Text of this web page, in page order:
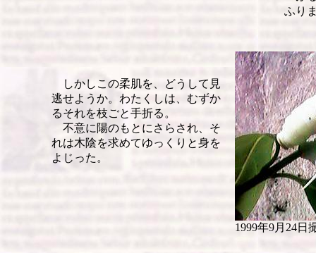
ふり
しかしこの柔肌を、どうして見
逃せようか。わたくしは、むずか
るそれを枝ごと手折る。
不意に陽のもとにさらされ、そ
れは木陰を求めてゆっくりと身を
よじった。
1999年9月24日